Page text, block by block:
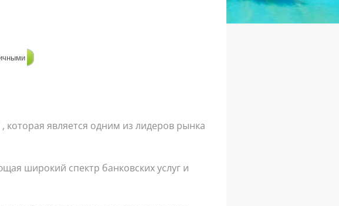
является одним из лидеров рынка
широкий спектр банковских услуг и